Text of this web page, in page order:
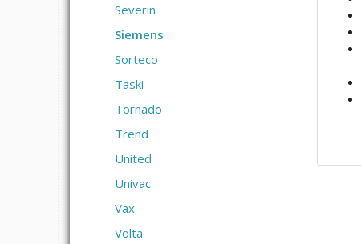
Severin
Siemens
Sorteco
Taski
Tornado
Trend
United
Univac
Vax
Volta